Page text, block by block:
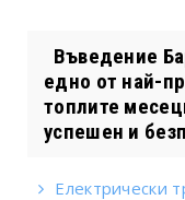
Въведение
едно от най-
топлите
успешен и
Електрически